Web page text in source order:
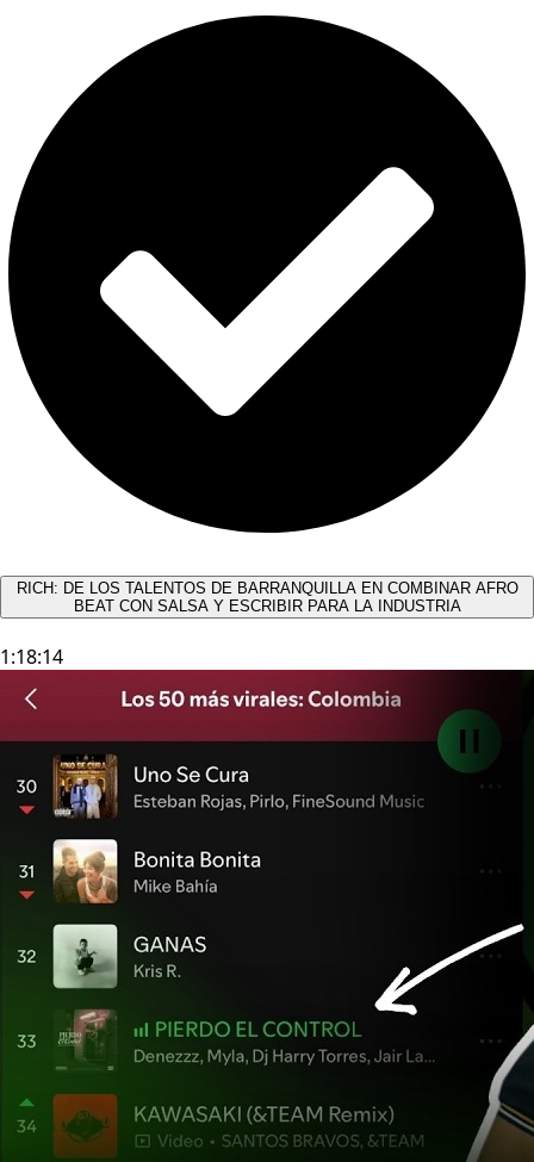
RICH: DE LOS TALENTOS DE BARRANQUILLA EN COMBINAR AFRO
BEAT CON SALSA Y ESCRIBIR PARA LA INDUSTRIA
1:18:14